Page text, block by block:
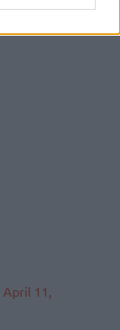
April 11,